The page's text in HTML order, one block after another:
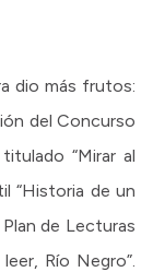
dio más frutos:
del Concurso
“Mirar al
“Historia de un
de Lecturas
Río Negro”.